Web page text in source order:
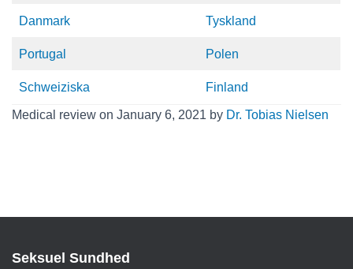
Danmark Tyskland
Portugal Polen
Schweiziska Finland
Medical review on January 6, 2021 by Dr. Tobias Nielsen
Seksuel Sundhed